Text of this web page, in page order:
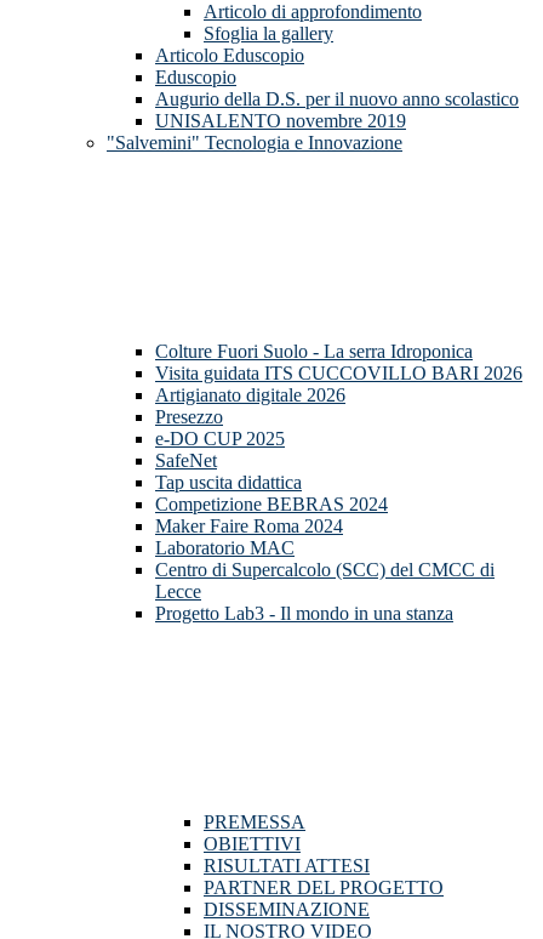
Articolo di approfondimento
Sfoglia la gallery
Articolo Eduscopio
Eduscopio
Augurio della D.S. per il nuovo anno scolastico
UNISALENTO novembre 2019
"Salvemini" Tecnologia e Innovazione
Colture Fuori Suolo - La serra Idroponica
Visita guidata ITS CUCCOVILLO BARI 2026
Artigianato digitale 2026
Presezzo
e-DO CUP 2025
SafeNet
Tap uscita didattica
Competizione BEBRAS 2024
Maker Faire Roma 2024
Laboratorio MAC
Centro di Supercalcolo (SCC) del CMCC di
Lecce
Progetto Lab3 - Il mondo in una stanza
PREMESSA
OBIETTIVI
RISULTATI ATTESI
PARTNER DEL PROGETTO
DISSEMINAZIONE
IL NOSTRO VIDEO